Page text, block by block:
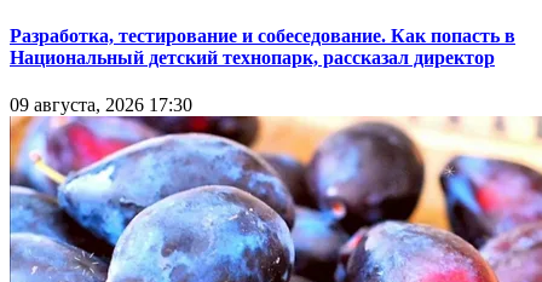
Разработка, тестирование и собеседование. Как попасть в
Национальный детский технопарк, рассказал директор
09 августа, 2026 17:30